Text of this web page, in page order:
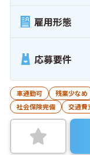
雇用形態
応募要件
車通勤可 残業少なめ
社会保険完備
交通費